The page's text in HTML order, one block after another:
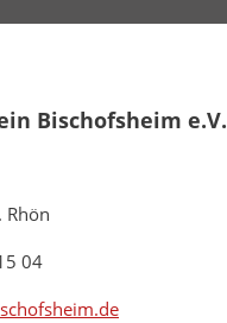
Bischofsheim e.V.
Rhön
04